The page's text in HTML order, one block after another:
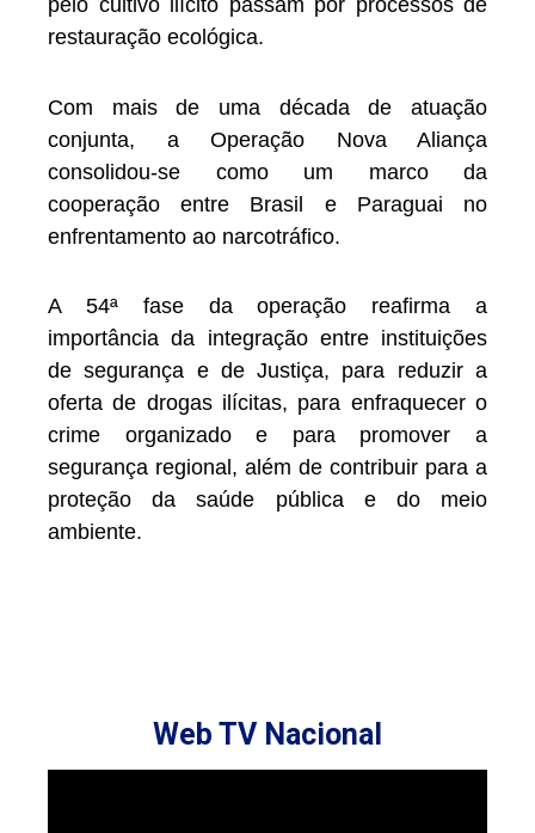
pelo cultivo ilícito passam por processos de
restauração ecológica.
Com mais de uma década de atuação
conjunta, a Operação Nova Aliança
consolidou-se como um marco da
cooperação entre Brasil e Paraguai no
enfrentamento ao narcotráfico.
A 54ª fase da operação reafirma a
importância da integração entre instituições
de segurança e de Justiça, para reduzir a
oferta de drogas ilícitas, para enfraquecer o
crime organizado e para promover a
segurança regional, além de contribuir para a
proteção da saúde pública e do meio
ambiente.
Web TV Nacional